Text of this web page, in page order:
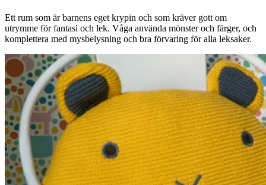
Ett rum som är barnens eget krypin och som kräver gott om
utrymme för fantasi och lek. Våga använda mönster och färger, och
komplettera med mysbelysning och bra förvaring för alla leksaker.